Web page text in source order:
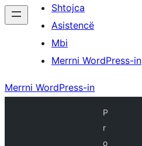
Shtojca
Asistencë
Mbi
Merrni WordPress-in
Merrni WordPress-in
P
r
o